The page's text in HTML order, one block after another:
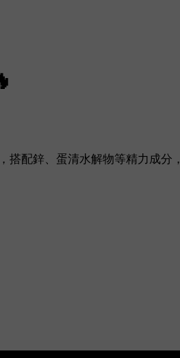
配鋅、蛋清水解物等精力成分，